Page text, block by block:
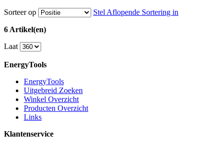
Sorteer op
Stel Aflopende Sortering in
6 Artikel(en)
Laat
EnergyTools
EnergyTools
Uitgebreid Zoeken
Winkel Overzicht
Producten Overzicht
Links
Klantenservice